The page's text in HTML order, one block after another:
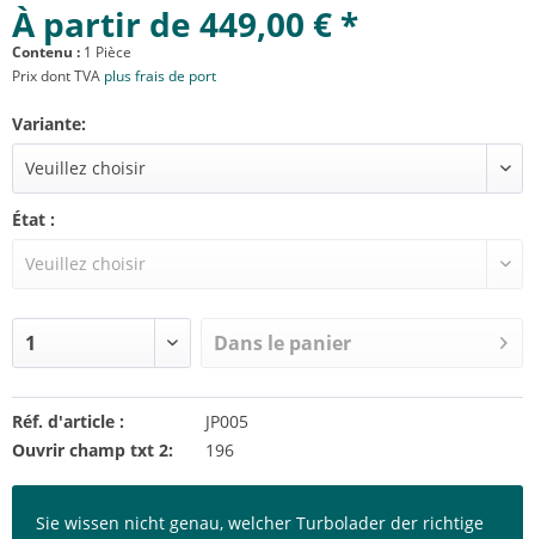
À partir de 449,00 € *
Contenu : 1 Pièce
Prix dont TVA plus frais de port
Variante:
État :
Dans le panier
Réf. d'article :
JP005
Ouvrir champ txt 2:
196
Sie wissen nicht genau, welcher Turbolader der richtige